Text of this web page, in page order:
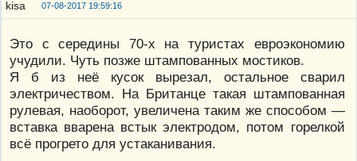
07-08-2017 19:59:16
Это с середины 70-х на туристах евроэкономию
учудили. Чуть позже штампованных мостиков.
Я б из неё кусок вырезал, остальное сварил
электричеством. На Британце такая штампованная
рулевая, наоборот, увеличена таким же способом —
вставка вварена встык электродом, потом горелкой
всё прогрето для устаканивания.